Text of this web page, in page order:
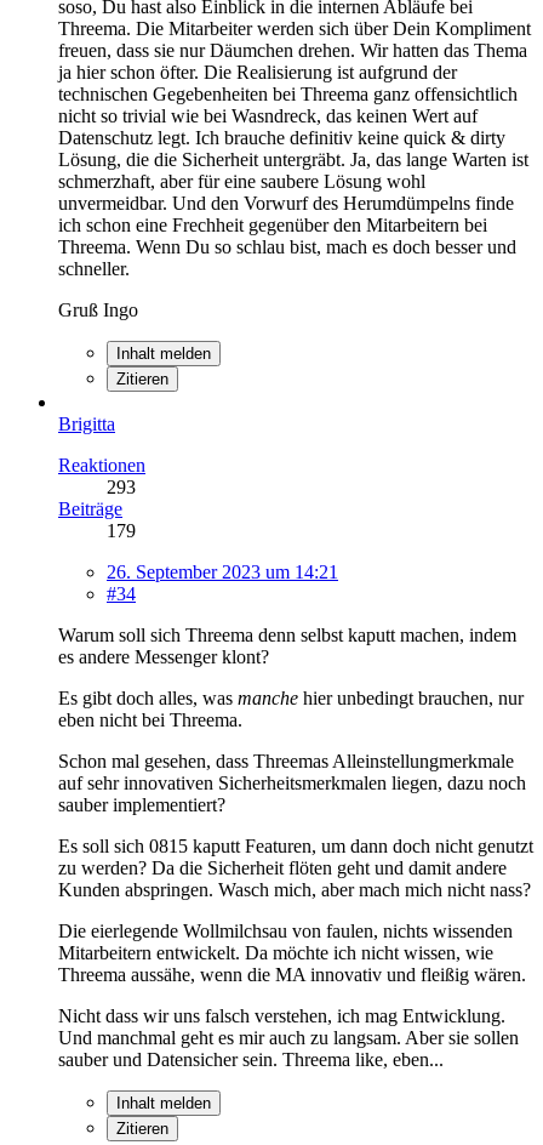
soso, Du hast also Einblick in die internen Abläufe bei
Threema. Die Mitarbeiter werden sich über Dein Kompliment
freuen, dass sie nur Däumchen drehen. Wir hatten das Thema
ja hier schon öfter. Die Realisierung ist aufgrund der
technischen Gegebenheiten bei Threema ganz offensichtlich
nicht so trivial wie bei Wasndreck, das keinen Wert auf
Datenschutz legt. Ich brauche definitiv keine quick & dirty
Lösung, die die Sicherheit untergräbt. Ja, das lange Warten ist
schmerzhaft, aber für eine saubere Lösung wohl
unvermeidbar. Und den Vorwurf des Herumdümpelns finde
ich schon eine Frechheit gegenüber den Mitarbeitern bei
Threema. Wenn Du so schlau bist, mach es doch besser und
schneller.
Gruß Ingo
Inhalt melden
Zitieren
Brigitta
Reaktionen
293
Beiträge
179
26. September 2023 um 14:21
#34
Warum soll sich Threema denn selbst kaputt machen, indem
es andere Messenger klont?
Es gibt doch alles, was manche hier unbedingt brauchen, nur
eben nicht bei Threema.
Schon mal gesehen, dass Threemas Alleinstellungmerkmale
auf sehr innovativen Sicherheitsmerkmalen liegen, dazu noch
sauber implementiert?
Es soll sich 0815 kaputt Featuren, um dann doch nicht genutzt
zu werden? Da die Sicherheit flöten geht und damit andere
Kunden abspringen. Wasch mich, aber mach mich nicht nass?
Die eierlegende Wollmilchsau von faulen, nichts wissenden
Mitarbeitern entwickelt. Da möchte ich nicht wissen, wie
Threema aussähe, wenn die MA innovativ und fleißig wären.
Nicht dass wir uns falsch verstehen, ich mag Entwicklung.
Und manchmal geht es mir auch zu langsam. Aber sie sollen
sauber und Datensicher sein. Threema like, eben...
Inhalt melden
Zitieren